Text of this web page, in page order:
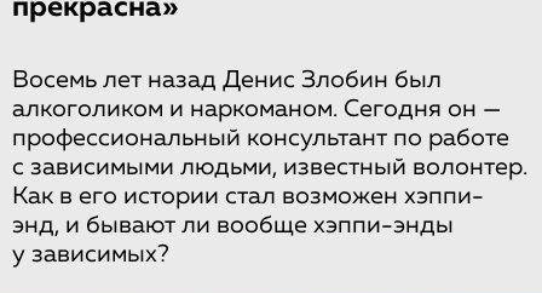
прекрасна»
Восемь лет назад Денис Злобин был
алкоголиком и наркоманом. Сегодня он —
профессиональный консультант по работе
с зависимыми людьми, известный волонтер.
Как в его истории стал возможен хэппи-
энд, и бывают ли вообще хэппи-энды
у зависимых?